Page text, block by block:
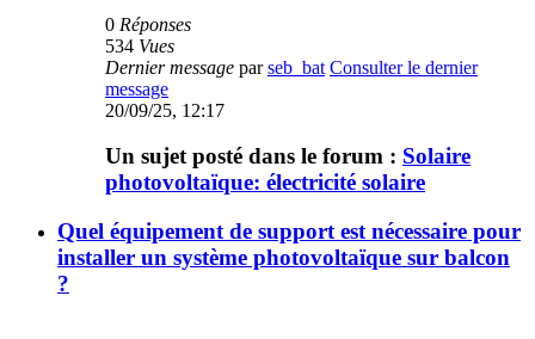
0 Réponses
534 Vues
Dernier message parseb_bat Consulter le dernier
message
20/09/25, 12:17
Un sujet posté dans le forum : Solaire
photovoltaïque: électricité solaire
Quel équipement de support est nécessaire pour
installer un système photovoltaïque sur balcon
?